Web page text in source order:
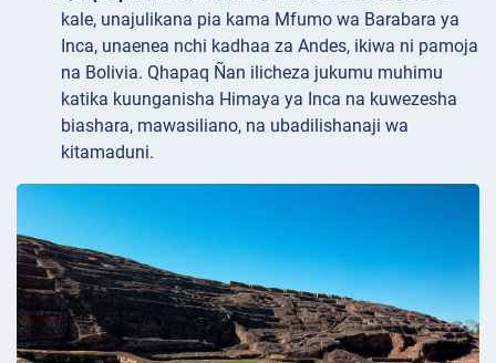
kale, unajulikana pia kama Mfumo wa Barabara ya
Inca, unaenea nchi kadhaa za Andes, ikiwa ni pamoja
na Bolivia. Qhapaq Ñan ilicheza jukumu muhimu
katika kuunganisha Himaya ya Inca na kuwezesha
biashara, mawasiliano, na ubadilishanaji wa
kitamaduni.